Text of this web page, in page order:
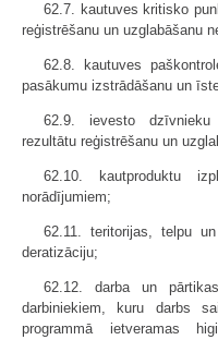
62.7. kautuves kritisko
reģistrēšanu un uzglabāšanu
62.8. kautuves
pasākumu izstrādāšanu un
62.9. ievesto
rezultātu reģistrēšanu un
62.10. kautproduktu
norādījumiem;
62.11. teritorijas, telpu
deratizāciju;
62.12. darba un
darbiniekiem, kuru darbs
programmā ietveramas